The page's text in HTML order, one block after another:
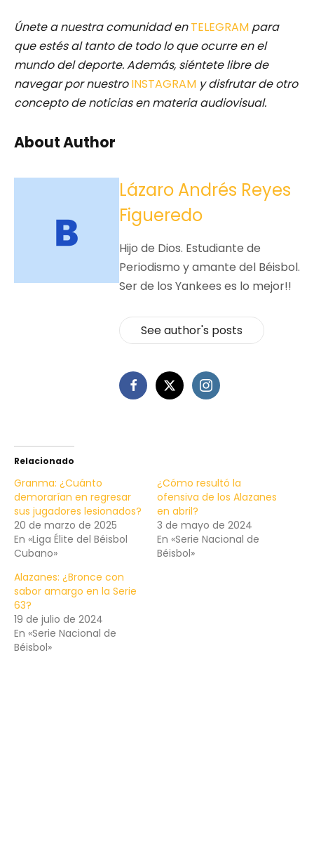
Únete a nuestra comunidad enTELEGRAM para
que estés al tanto de todo lo que ocurre en el
mundo del deporte. Además, siéntete libre de
navegar por nuestro INSTAGRAM y disfrutar de otro
concepto de noticias en materia audiovisual.
About Author
Lázaro Andrés Reyes
Figueredo
Hijo de Dios. Estudiante de
Periodismo y amante del Béisbol.
Ser de los Yankees es lo mejor!!
See author's posts
Relacionado
Granma: ¿Cuánto
demorarían en regresar
sus jugadores lesionados?
20 de marzo de 2025
En «Liga Élite del Béisbol
Cubano»
¿Cómo resultó la
ofensiva de los Alazanes
en abril?
3 de mayo de 2024
En «Serie Nacional de
Béisbol»
Alazanes: ¿Bronce con
sabor amargo en la Serie
63?
19 de julio de 2024
En «Serie Nacional de
Béisbol»